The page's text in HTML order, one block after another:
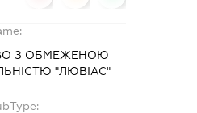
З ОБМЕЖЕНОЮ
"ЛЮВІАС"